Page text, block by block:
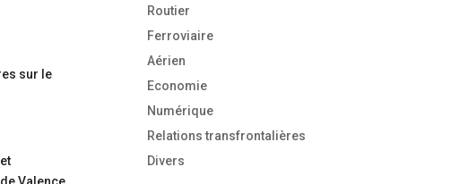
sur le
Routier
Ferroviaire
Aérien
Economie
Numérique
Relations transfrontalières
Divers